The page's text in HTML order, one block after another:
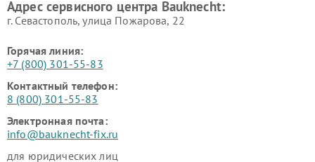
Адрес сервисного центра Bauknecht:
г. Севастополь, улица Пожарова, 22
Горячая линия:
+7 (800) 301-55-83
Контактный телефон:
8 (800) 301-55-83
Электронная почта:
info@bauknecht-fix.ru
для юридических лиц